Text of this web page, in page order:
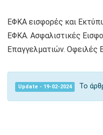
ΕΦΚΑ εισφορές και
ΕΦΚΑ. Ασφαλιστικές
Επαγγελματιών. Οφειλές
Update - 19-02-2024 Το